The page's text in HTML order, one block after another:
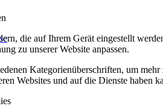
die auf Ihrem Gerät eingestellt
zu unserer Website anpassen.
Kategorienüberschriften, um
Websites und auf die Dienste haben